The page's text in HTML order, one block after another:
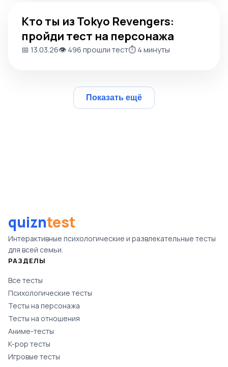
Кто ты из Tokyo Revengers:
пройди тест на персонажа
📅 13.03.26👁️ 496 прошли тест⏱️ 4 минуты
Показать ещё
quizntest
Интерактивные психологические и развлекательные тесты
для всей семьи.
РАЗДЕЛЫ
Все тесты
Психологические тесты
Тесты на персонажа
Тесты на отношения
Аниме-тесты
K-pop тесты
Игровые тесты